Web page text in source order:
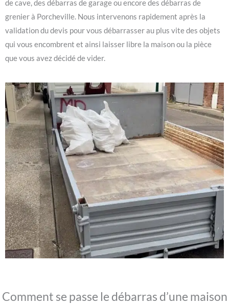
de cave, des débarras de garage ou encore des débarras de
grenier à Porcheville. Nous intervenons rapidement après la
validation du devis pour vous débarrasser au plus vite des objets
qui vous encombrent et ainsi laisser libre la maison ou la pièce
que vous avez décidé de vider.
Comment se passe le débarras d’une maison